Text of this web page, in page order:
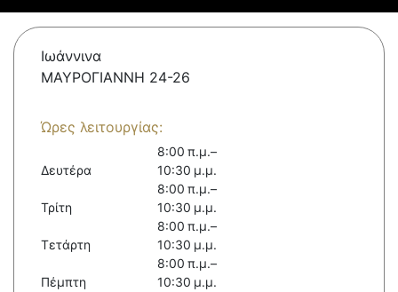
Ιωάννινα
ΜΑΥΡΟΓΙΑΝΝΗ 24-26
Ώρες λειτουργίας:
Δευτέρα
8:00 π.μ.–
10:30 μ.μ.
Τρίτη
8:00 π.μ.–
10:30 μ.μ.
Τετάρτη
8:00 π.μ.–
10:30 μ.μ.
Πέμπτη
8:00 π.μ.–
10:30 μ.μ.